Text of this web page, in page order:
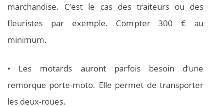
marchandise. C’est le cas des traiteurs ou des
fleuristes par exemple. Compter 300 € au
minimum.
• Les motards auront parfois besoin d’une
remorque porte-moto. Elle permet de transporter
les deux-roues.